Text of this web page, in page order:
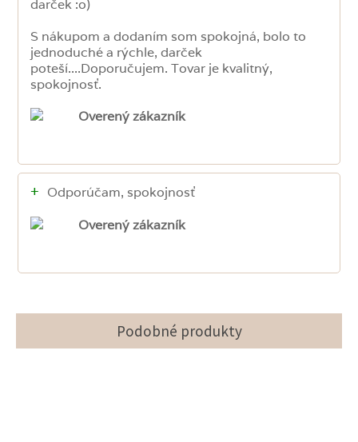
darček :o)
S nákupom a dodaním som spokojná, bolo to
jednoduché a rýchle, darček
poteší....Doporučujem. Tovar je kvalitný,
spokojnosť.
Overený zákazník
+ Odporúčam, spokojnosť
Overený zákazník
Podobné produkty